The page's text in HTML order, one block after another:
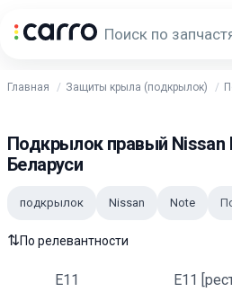
Главная Защиты крыла (подкрылок)
Подкрылок правый Nissan
Беларуси
подкрылок Nissan Note
⇅По релевантности
E11 E11